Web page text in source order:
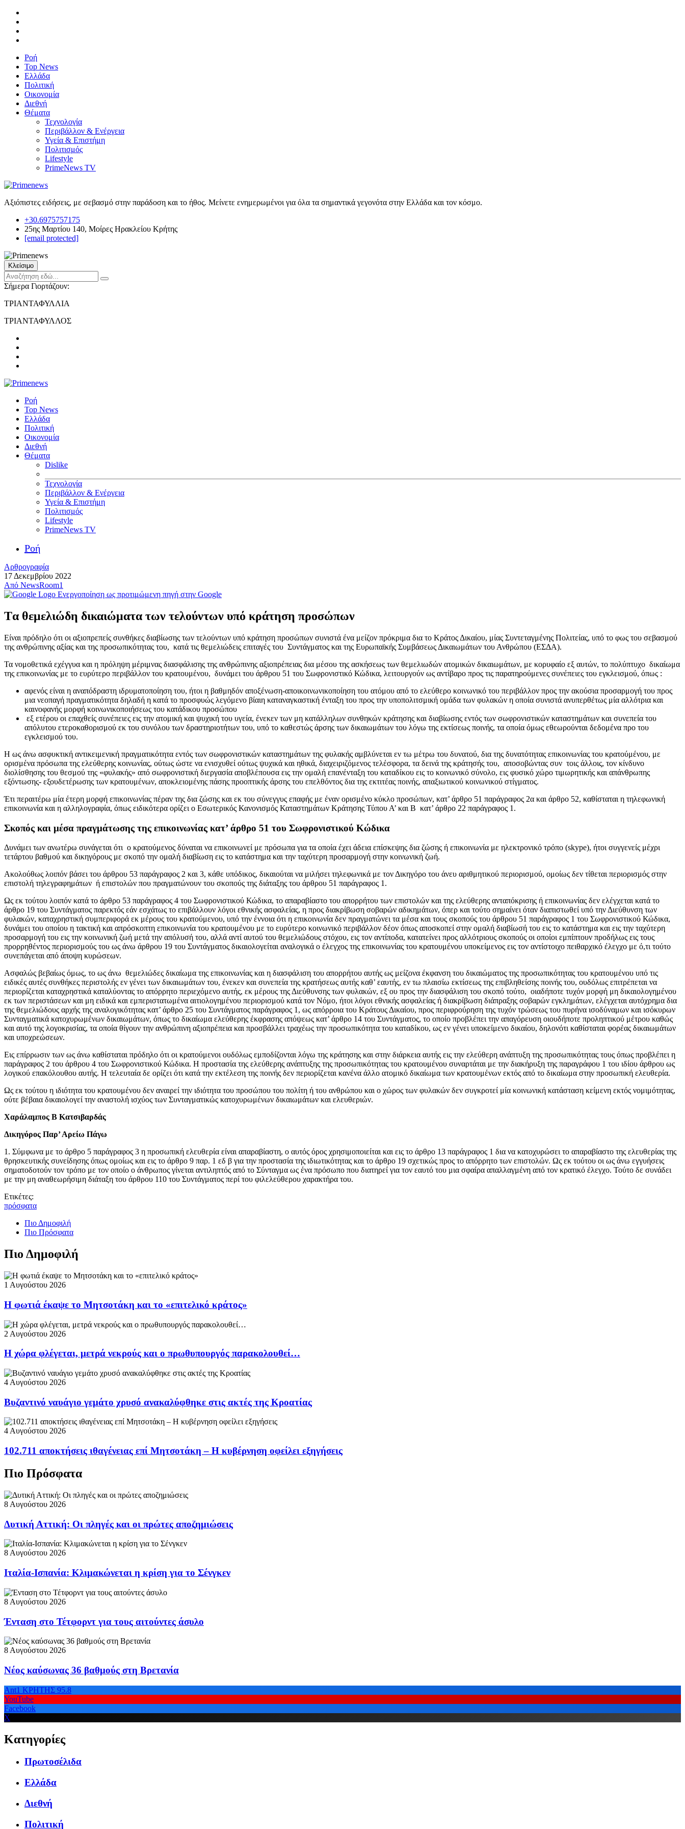
Ροή
Top News
Ελλάδα
Πολιτική
Οικονομία
Διεθνή
Θέματα
Τεχνολογία
Περιβάλλον & Ενέργεια
Υγεία & Επιστήμη
Πολιτισμός
Lifestyle
PrimeNews TV
Αξιόπιστες ειδήσεις, με σεβασμό στην παράδοση και το ήθος. Μείνετε ενημερωμένοι για όλα τα σημαντικά γεγονότα στην Ελλάδα και τον κόσμο.
+30.6975757175
25ης Μαρτίου 140, Μοίρες Ηρακλείου Κρήτης
[email protected]
Κλείσιμο
Σήμερα Γιορτάζουν:
ΤΡΙΑΝΤΑΦΥΛΛΙΑ
ΤΡΙΑΝΤΑΦΥΛΛΟΣ
Ροή
Top News
Ελλάδα
Πολιτική
Οικονομία
Διεθνή
Θέματα
Dislike
Τεχνολογία
Περιβάλλον & Ενέργεια
Υγεία & Επιστήμη
Πολιτισμός
Lifestyle
PrimeNews TV
Ροή
Αρθρογραφία
17 Δεκεμβρίου 2022
Από NewsRoom1
Ενεργοποίηση ως προτιμώμενη πηγή στην Google
Tα θεμελιώδη δικαιώματα των τελούντων υπό κράτηση προσώπων
Είναι πρόδηλο ότι οι αξιοπρεπείς συνθήκες διαβίωσης των τελούντων υπό κράτηση προσώπων συνιστά ένα μείζον πρόκριμα δια το Κράτος Δικαίου, μίας Συντεταγμένης Πολιτείας, υπό το φως του σεβασμού
της ανθρώπινης αξίας και της προσωπικότητας του, κατά τις θεμελιώδεις επιταγές του Συντάγματος και της Ευρωπαϊκής Συμβάσεως Δικαιωμάτων του Ανθρώπου (ΕΣΔΑ).
Τα νομοθετικά εχέγγυα και η πρόληψη μέριμνας διασφάλισης της ανθρώπινης αξιοπρέπειας δια μέσου της ασκήσεως των θεμελιωδών ατομικών δικαιωμάτων, με κορυφαίο εξ αυτών, το πολύπτυχο δικαίωμα
της επικοινωνίας με το ευρύτερο περιβάλλον του κρατουμένου, δυνάμει του άρθρου 51 του Σωφρονιστικό Κώδικα, λειτουργούν ως αντίβαρο προς τις παρατηρούμενες συνέπειες του εγκλεισμού, όπως :
αφενός είναι η αναπόδραστη ιδρυματοποίηση του, ήτοι η βαθμηδόν αποξένωση-αποικοινωνικοποίηση του ατόμου από το ελεύθερο κοινωνικό του περιβάλλον προς την ακούσια προσαρμογή του προς
μια νεοπαγή πραγματικότητα δηλαδή η κατά το προσφυώς λεγόμενο βίαιη καταναγκαστική ένταξη του προς την υποπολιτσμική ομάδα των φυλακών η οποία συνιστά ανυπερθέτως μία αλλότρια και
καινοφανής μορφή κοινωνικοποιήσεως του κατάδικου προσώπου
εξ ετέρου οι επαχθείς συνέπειες εις την ατομική και ψυχική του υγεία, ένεκεν των μη κατάλληλων συνθηκών κράτησης και διαβίωσης εντός των σωφρονιστικών καταστημάτων και συνεπεία του
απόλυτου ετεροκαθορισμού εκ του συνόλου των δραστηριοτήτων του, υπό το καθεστώς άρσης των δικαιωμάτων του λόγω της εκτίσεως ποινής, τα οποία όμως εθεωρούνται δεδομένα προ του
εγκλεισμού του.
Η ως άνω ασφυκτική αντικειμενική πραγματικότητα εντός των σωφρονιστικών καταστημάτων της φυλακής αμβλύνεται εν τω μέτρω του δυνατού, δια της δυνατότητας επικοινωνίας του κρατούμένου, με
ορισμένα πρόσωπα της ελεύθερης κοινωνίας, ούτως ώστε να ενισχυθεί ούτως ψυχικά και ηθικά, διαχειριζόμενος τελέσφορα, τα δεινά της κράτησής του, αποσοβώντας συν τοις άλλοις, τον κίνδυνο
διολίσθησης του θεσμού της «φυλακής» από σωφρονιστική διεργασία αποβλέπουσα εις την ομαλή επανένταξη του καταδίκου εις το κοινωνικό σύνολο, εις φυσικό χώρο τιμωρητικής και απάνθρωπης
εξόντωσης- εξουδετέρωσης των κρατουμένων, αποκλειομένης πάσης προοπτικής άρσης του επελθόντος δια της εκτιτέας ποινής, απαξιωτικού κοινωνικού στίγματος.
Έτι περαιτέρω μία έτερη μορφή επικοινωνίας πέραν της δια ζώσης και εκ του σύνεγγυς επαφής με έναν ορισμένο κύκλο προσώπων, κατ’ άρθρο 51 παράγραφος 2α και άρθρο 52, καθίσταται η τηλεφωνική
επικοινωνία και η αλληλογραφία, όπως ειδικότερα ορίζει ο Εσωτερικός Κανονισμός Καταστημάτων Κράτησης Τύπου Α’ και Β κατ’ άρθρο 22 παράγραφος 1.
Σκοπός και μέσα πραγμάτωσης της επικοινωνίας κατ’ άρθρο 51 του Σωφρονιστικού Κώδικα
Δυνάμει των ανωτέρω συνάγεται ότι ο κρατούμενος δύναται να επικοινωνεί με πρόσωπα για τα οποία έχει άδεια επίσκεψης δια ζώσης ή επικοινωνία με ηλεκτρονικό τρόπο (skype), ήτοι συγγενείς μέχρι
τετάρτου βαθμού και δικηγόρους με σκοπό την ομαλή διαβίωση εις το κατάστημα και την ταχύτερη προσαρμογή στην κοινωνική ζωή.
Ακολούθως λοιπόν βάσει του άρθρου 53 παράγραφος 2 και 3, κάθε υπόδικος, δικαιούται να μιλήσει τηλεφωνικά με τον Δικηγόρο του άνευ αριθμητικού περιορισμού, ομοίως δεν τίθεται περιορισμός στην
επιστολή τηλεγραφημάτων ή επιστολών που πραγματώνουν του σκοπούς της διάταξης του άρθρου 51 παράγραφος 1.
Ως εκ τούτου λοιπόν κατά το άρθρο 53 παράγραφος 4 του Σωφρονιστικού Κώδικα, το απαραβίαστο του απορρήτου των επιστολών και της ελεύθερης ανταπόκρισης ή επικοινωνίας δεν ελέγχεται κατά το
άρθρο 19 του Συντάγματος παρεκτός εάν εσχάτως το επιβάλλουν λόγοι εθνικής ασφαλείας, η προς διακρίβωση σοβαρών αδικημάτων, όπερ και τούτο σημαίνει όταν διαπιστωθεί υπό την Διεύθυνση των
φυλακών, καταχρηστική συμπεριφορά εκ μέρους του κρατούμενου, υπό την έννοια ότι η επικοινωνία δεν πραγματώνει τα μέσα και τους σκοπούς του άρθρου 51 παράγραφος 1 του Σωφρονιστικού Κώδικα,
δυνάμει του οποίου η τακτική και απρόσκοπτη επικοινωνία του κρατουμένου με το ευρύτερο κοινωνικό περιβάλλον δέον όπως αποσκοπεί στην ομαλή διαβίωσή του εις το κατάστημα και εις την ταχύτερη
προσαρμογή του εις την κοινωνική ζωή μετά την απόλυσή του, αλλά αντί αυτού του θεμελιώδους στόχου, εις τον αντίποδα, κατατείνει προς αλλότριους σκοπούς οι οποίοι εμπίπτουν προδήλως εις τους
προρρηθέντος περιορισμούς του ως άνω άρθρου 19 του Συντάγματος δικαιολογείται αναλογικά ο έλεγχος της επικοινωνίας του κρατουμένου υποκείμενος εις τον αντίστοιχο πειθαρχικό έλεγχο με ό,τι τούτο
συνεπάγεται από άποψη κυρώσεων.
Ασφαλώς βεβαίως όμως, το ως άνω θεμελιώδες δικαίωμα της επικοινωνίας και η διασφάλιση του απορρήτου αυτής ως μείζονα έκφανση του δικαιώματος της προσωπικότητας του κρατουμένου υπό τις
ειδικές αυτές συνθήκες περιστολής εν γένει των δικαιωμάτων του, ένεκεν και συνεπεία της κρατήσεως αυτής καθ’ εαυτής, εν τω πλαισίω εκτίσεως της επιβληθείσης ποινής του, ουδόλως επιτρέπεται να
περιορίζεται καταχρηστικά καταλύοντας το απόρρητο περιεχόμενο αυτής, εκ μέρους της Διεύθυνσης των φυλακών, εξ ου προς την διασφάλιση του σκοπό τούτο, οιαδήποτε τυχόν μορφή μη δικαιολογημένου
εκ των περιστάσεων και μη ειδικά και εμπεριστατωμένα αιτιολογημένου περιορισμού κατά τον Νόμο, ήτοι λόγοι εθνικής ασφαλείας ή διακρίβωση διάπραξης σοβαρών εγκλημάτων, ελέγχεται αυτόχρημα δια
της θεμελιώδους αρχής της αναλογικότητας κατ’ άρθρο 25 του Συντάγματος παράγραφος 1, ως απόρροια του Κράτους Δικαίου, προς περιφρούρηση της τυχόν τρώσεως του πυρήνα ισοδύναμων και ισόκυρων
Συνταγματικά κατοχυρωμένων δικαιωμάτων, όπως το δικαίωμα ελεύθερης έκφρασης απόψεως κατ’ άρθρο 14 του Συντάγματος, το οποίο προβλέπει την απαγόρευση οιουδήποτε προληπτικού μέτρου καθώς
και αυτό της λογοκρισίας, τα οποία θίγουν την ανθρώπινη αξιοπρέπεια και προσβάλλει τραχέως την προσωπικότητα του καταδίκου, ως εν γένει υποκείμενο δικαίου, δηλονότι καθίσταται φορέας δικαιωμάτων
και υποχρεώσεων.
Εις επίρρωσιν των ως άνω καθίσταται πρόδηλο ότι οι κρατούμενοι ουδόλως εμποδίζονται λόγω της κράτησης και στην διάρκεια αυτής εις την ελεύθερη ανάπτυξη της προσωπικότητας τους όπως προβλέπει η
παράγραφος 2 του άρθρου 4 του Σωφρονιστικού Κώδικα. Η προστασία της ελεύθερης ανάπτυξης της προσωπικότητας του κρατουμένου συναρτάται με την διακήρυξη της παραγράφου 1 του ιδίου άρθρου ως
λογικού επακόλουθου αυτής. Η τελευταία δε ορίζει ότι κατά την εκτέλεση της ποινής δεν περιορίζεται κανένα άλλο ατομικό δικαίωμα των κρατουμένων εκτός από το δικαίωμα στην προσωπική ελευθερία.
Ως εκ τούτου η ιδιότητα του κρατουμένου δεν αναιρεί την ιδιότητα του προσώπου του πολίτη ή του ανθρώπου και ο χώρος των φυλακών δεν συγκροτεί μία κοινωνική κατάσταση κείμενη εκτός νομιμότητας,
ούτε βέβαια δικαιολογεί την αναστολή ισχύος των Συνταγματικώς κατοχυρωμένων δικαιωμάτων και ελευθεριών.
Χαράλαμπος Β Κατσιβαρδάς
Δικηγόρος Παρ’ Αρείω Πάγω
1. Σύμφωνα με το άρθρο 5 παράγραφος 3 η προσωπική ελευθερία είναι απαραβίαστη, ο αυτός όρος χρησιμοποιείται και εις το άρθρο 13 παράγραφος 1 δια να κατοχυρώσει το απαραβίαστο της ελευθερίας της
θρησκευτικής συνείδησης όπως ομοίως και εις το άρθρο 9 παρ. 1 εδ β για την προστασία της ιδιωτικότητας και το άρθρο 19 σχετικώς προς το απόρρητο των επιστολών. Ως εκ τούτου οι ως άνω εγγυήσεις
σηματοδοτούν τον τρόπο με τον οποίο ο άνθρωπος γίνεται αντιληπτός από το Σύνταγμα ως ένα πρόσωπο που διατηρεί για τον εαυτό του μια σφαίρα απαλλαγμένη από τον κρατικό έλεγχο. Τούτο δε συνάδει
με την μη αναθεωρήσιμη διάταξη του άρθρου 110 του Συντάγματος περί του φιλελεύθερου χαρακτήρα του.
Ετικέτες:
πρόσφατα
Πιο Δημοφιλή
Πιο Πρόσφατα
Πιο Δημοφιλή
1 Αυγούστου 2026
Η φωτιά έκαψε το Μητσοτάκη και το «επιτελικό κράτος»
2 Αυγούστου 2026
Η χώρα φλέγεται, μετρά νεκρούς και ο πρωθυπουργός παρακολουθεί…
4 Αυγούστου 2026
Βυζαντινό ναυάγιο γεμάτο χρυσό ανακαλύφθηκε στις ακτές της Κροατίας
4 Αυγούστου 2026
102.711 αποκτήσεις ιθαγένειας επί Μητσοτάκη – Η κυβέρνηση οφείλει εξηγήσεις
Πιο Πρόσφατα
8 Αυγούστου 2026
Δυτική Αττική: Οι πληγές και οι πρώτες αποζημιώσεις
8 Αυγούστου 2026
Ιταλία-Ισπανία: Κλιμακώνεται η κρίση για το Σένγκεν
8 Αυγούστου 2026
Ένταση στο Τέτφορντ για τους αιτούντες άσυλο
8 Αυγούστου 2026
Νέος καύσωνας 36 βαθμούς στη Βρετανία
Ant1 ΚΡΗΤΗΣ 95.8
YouTube
Facebook
X
Κατηγορίες
Πρωτοσέλιδα
Ελλάδα
Διεθνή
Πολιτική